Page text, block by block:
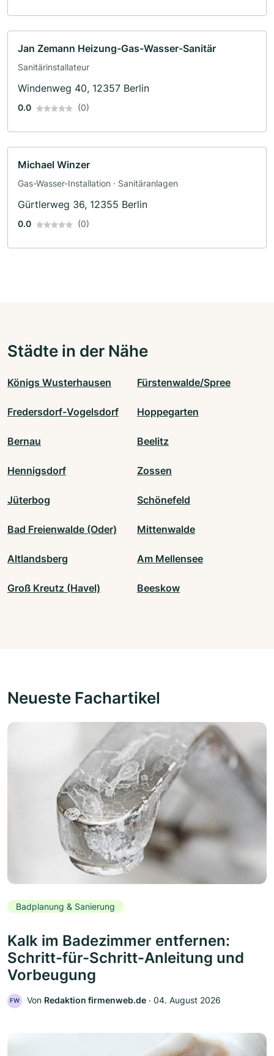
Jan Zemann Heizung-Gas-Wasser-Sanitär
Sanitärinstallateur
Windenweg 40, 12357 Berlin
0.0 (0)
Michael Winzer
Gas-Wasser-Installation · Sanitäranlagen
Gürtlerweg 36, 12355 Berlin
0.0 (0)
Städte in der Nähe
Königs Wusterhausen Fürstenwalde/Spree
Fredersdorf-Vogelsdorf Hoppegarten
Bernau Beelitz
Hennigsdorf Zossen
Jüterbog Schönefeld
Bad Freienwalde (Oder) Mittenwalde
Altlandsberg Am Mellensee
Groß Kreutz (Havel) Beeskow
Neueste Fachartikel
Badplanung & Sanierung
Kalk im Badezimmer entfernen:
Schritt-für-Schritt-Anleitung und
Vorbeugung
FW Von Redaktion firmenweb.de ‧ 04. August 2026